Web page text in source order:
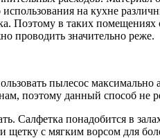
на кухне
Поэтому в таких помещениях
проводить значительно реже.
пылесос максимально
поэтому данный способ не
Салфетка понадобится в
щетку с мягким ворсом для